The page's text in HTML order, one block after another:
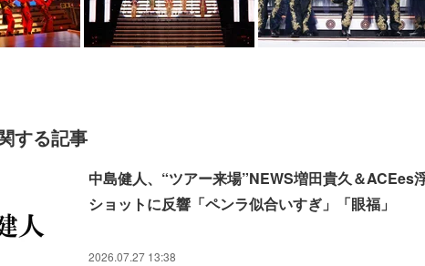
する記事
中島健人、“ツアー来場”NEWS増田貴久＆ACEes
ショットに反響「ペンラ似合いすぎ」「眼福」
2026.07.27 13:38